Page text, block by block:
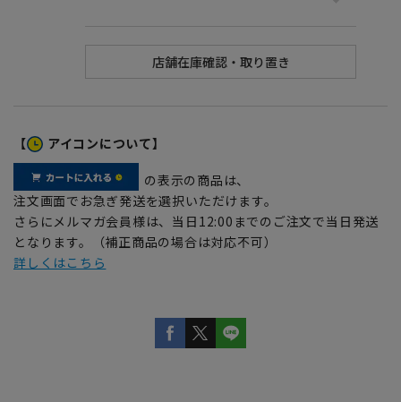
【 アイコンについて】
の表示の商品は、
注文画面でお急ぎ発送を選択いただけます。
さらにメルマガ会員様は、当日12:00までのご注文で当日発送
となります。（補正商品の場合は対応不可）
詳しくはこちら